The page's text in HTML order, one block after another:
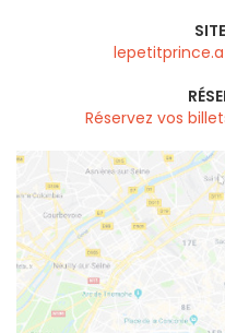
Réservez vos